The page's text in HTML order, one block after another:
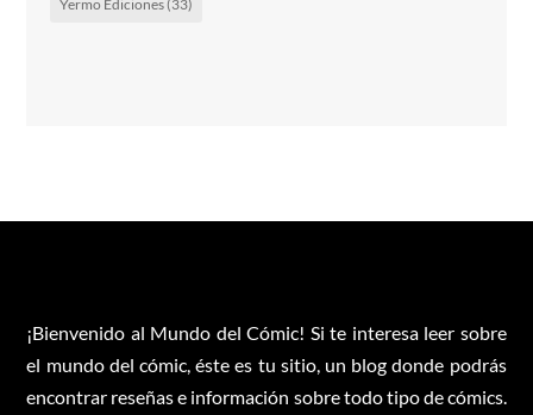
Yermo Ediciones(33)
¡Bienvenido al Mundo del Cómic! Si te interesa leer sobre
el mundo del cómic, éste es tu sitio, un blog donde podrás
encontrar reseñas e información sobre todo tipo de cómics.